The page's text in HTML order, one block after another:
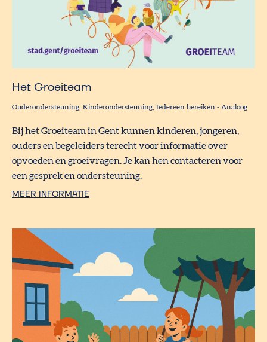
Het Groeiteam
Ouderondersteuning Kinderondersteuning Iedereen bereiken - Analoog
Bij het Groeiteam in Gent kunnen kinderen, jongeren,
ouders en begeleiders terecht voor informatie over
opvoeden en groeivragen. Je kan hen contacteren voor
een gesprek en ondersteuning.
MEER INFORMATIE